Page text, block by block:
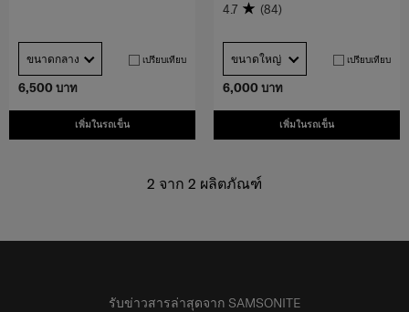
6,500 บาท
เพิ่มในรถเข็น
ขนาดกลาง เปรียบเทียบ
6,000 บาท
เพิ่มในรถเข็น
4.7 (84)
ขนาดใหญ่ เปรียบเทียบ
2 จาก 2 ผลิตภัณฑ์
รับข่าวสารล่าสุดจาก SAMSONITE